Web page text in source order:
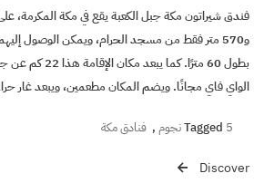
و570 متر فقط من مسجد الحرام، ويمكن الوصول
بطول 60 مترًا. كما
الواي فاي مجانًا. ويضم المكان مطعمين، ويبعد غار
Tagged 5 نجوم , فنادق مكة
Discover